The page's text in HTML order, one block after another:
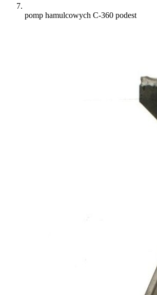
pomp hamulcowych C-360 podest